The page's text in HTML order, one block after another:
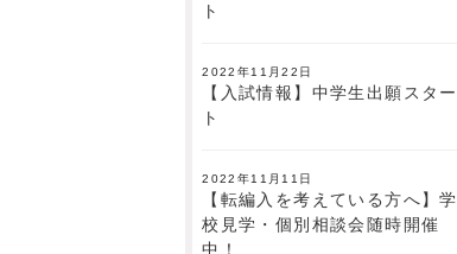
ト
2022年11月22日
【入試情報】中学生出願スター
ト
2022年11月11日
【転編入を考えている方へ】学
校見学・個別相談会随時開催
中！